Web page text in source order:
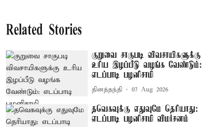
Related Stories
குறுவை சாகுபடி விவசாயிகளுக்கு
உரிய இழப்பீடு வழங்க வேண்டும்:
எடப்பாடி பழனிசாமி
தினத்தந்தி 07 Aug 2026
தவெகவுக்கு எதுவுமே தெரியாது:
எடப்பாடி பழனிசாமி விமர்சனம்